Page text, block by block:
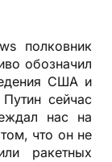
полковник
обозначил
США и
сейчас
нас на
что он не
ракетных